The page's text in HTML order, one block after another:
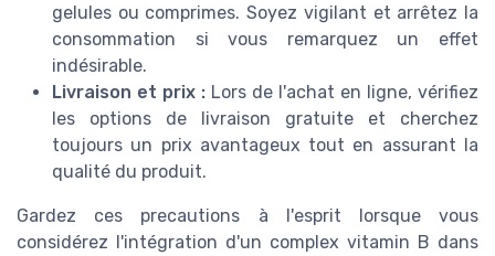
gelules ou comprimes. Soyez vigilant et arrêtez la
consommation si vous remarquez un effet
indésirable.
Livraison et prix : Lors de l'achat en ligne, vérifiez
les options de livraison gratuite et cherchez
toujours un prix avantageux tout en assurant la
qualité du produit.
Gardez ces precautions à l'esprit lorsque vous
considérez l'intégration d'un complex vitamin B dans